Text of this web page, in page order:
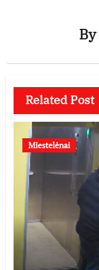
By
Related Post
Miestelėnai